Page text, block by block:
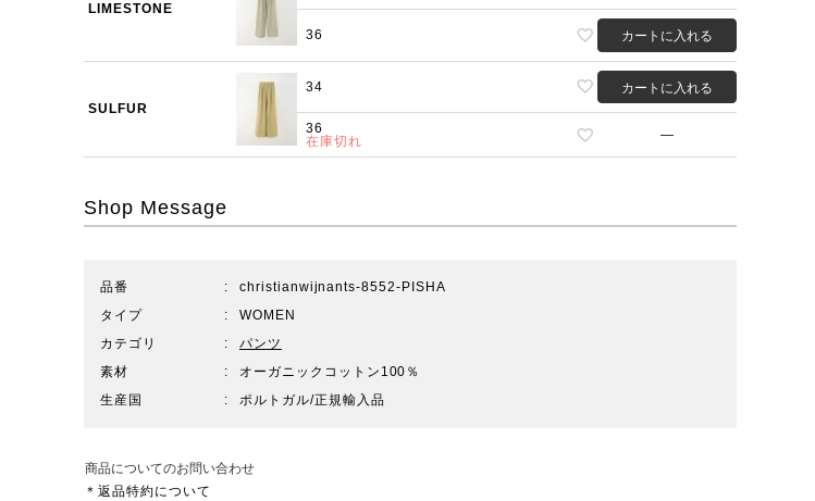
LIMESTONE
36 カートに入れる
SULFUR
34 カートに入れる
36
在庫切れ
—
Shop Message
品番
christianwijnants-8552-PISHA
タイプ
WOMEN
カテゴリ
パンツ
素材
オーガニックコットン100％
生産国
ポルトガル/正規輸入品
商品についてのお問い合わせ
＊返品特約について